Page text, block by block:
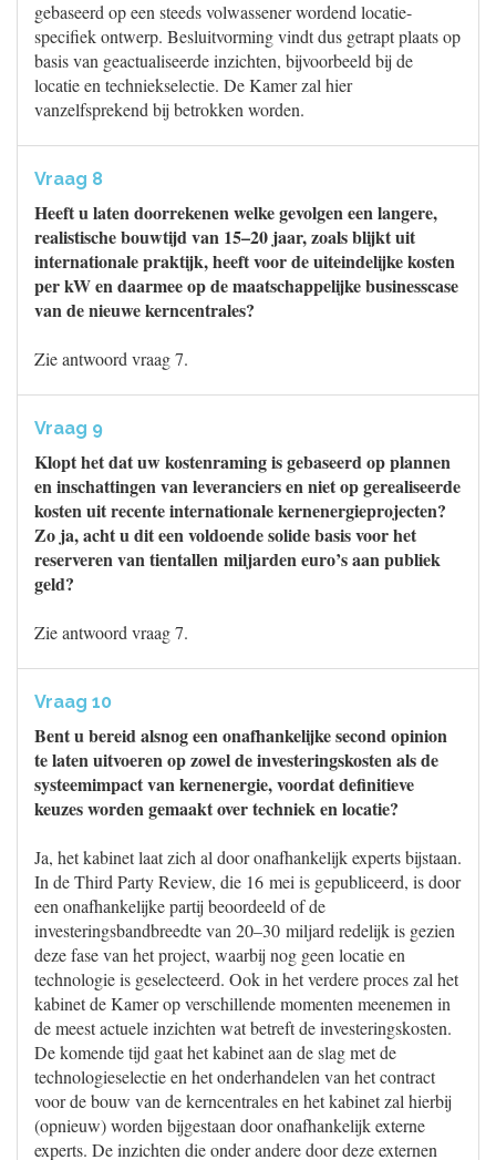
gebaseerd op een steeds volwassener wordend locatie-
specifiek ontwerp. Besluitvorming vindt dus getrapt plaats op
basis van geactualiseerde inzichten, bijvoorbeeld bij de
locatie en techniekselectie. De Kamer zal hier
vanzelfsprekend bij betrokken worden.
Vraag 8
Heeft u laten doorrekenen welke gevolgen een langere,
realistische bouwtijd van 15–20 jaar, zoals blijkt uit
internationale praktijk, heeft voor de uiteindelijke kosten
per kW en daarmee op de maatschappelijke businesscase
van de nieuwe kerncentrales?
Zie antwoord vraag 7.
Vraag 9
Klopt het dat uw kostenraming is gebaseerd op plannen
en inschattingen van leveranciers en niet op gerealiseerde
kosten uit recente internationale kernenergieprojecten?
Zo ja, acht u dit een voldoende solide basis voor het
reserveren van tientallen miljarden euro’s aan publiek
geld?
Zie antwoord vraag 7.
Vraag 10
Bent u bereid alsnog een onafhankelijke second opinion
te laten uitvoeren op zowel de investeringskosten als de
systeemimpact van kernenergie, voordat definitieve
keuzes worden gemaakt over techniek en locatie?
Ja, het kabinet laat zich al door onafhankelijk experts bijstaan.
In de Third Party Review, die 16 mei is gepubliceerd, is door
een onafhankelijke partij beoordeeld of de
investeringsbandbreedte van 20–30 miljard redelijk is gezien
deze fase van het project, waarbij nog geen locatie en
technologie is geselecteerd. Ook in het verdere proces zal het
kabinet de Kamer op verschillende momenten meenemen in
de meest actuele inzichten wat betreft de investeringskosten.
De komende tijd gaat het kabinet aan de slag met de
technologieselectie en het onderhandelen van het contract
voor de bouw van de kerncentrales en het kabinet zal hierbij
(opnieuw) worden bijgestaan door onafhankelijk externe
experts. De inzichten die onder andere door deze externen